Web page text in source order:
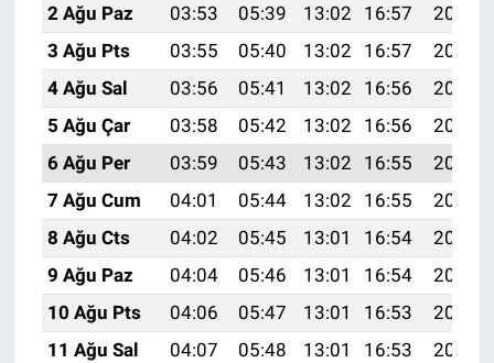
2 Ağu Paz
03:53 05:39 13:02 16:57
20:15
3 Ağu Pts
03:55 05:40 13:02 16:57
20:14
4 Ağu Sal
03:56 05:41 13:02 16:56
20:13
5 Ağu Çar
03:58 05:42 13:02 16:56
20:12
6 Ağu Per
03:59 05:43 13:02 16:55
20:11
7 Ağu Cum
04:01 05:44 13:02 16:55
20:09
8 Ağu Cts
04:02 05:45 13:01 16:54
20:08
9 Ağu Paz
04:04 05:46 13:01 16:54
20:07
10 Ağu Pts
04:06 05:47 13:01 16:53
20:05
11 Ağu Sal
04:07 05:48 13:01 16:53
20:04